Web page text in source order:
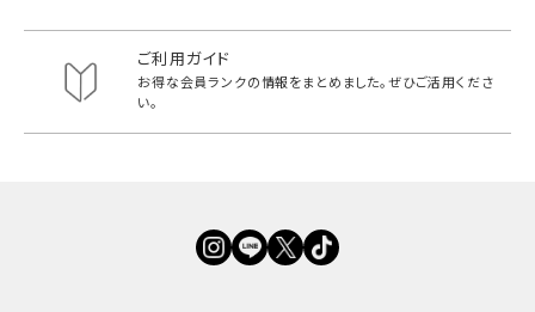
ご利用ガイド
お得な会員ランクの情報をまとめました。ぜひご活用くださ
い。